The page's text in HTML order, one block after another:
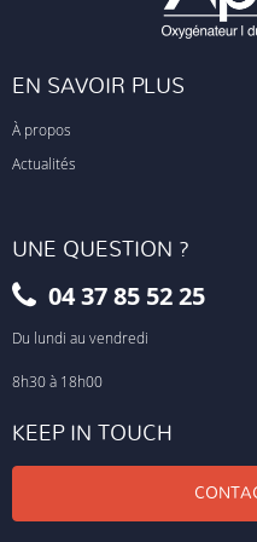
EN SAVOIR PLUS
À propos
Actualités
UNE QUESTION ?
04 37 85 52 25
Du lundi au vendredi
8h30 à 18h00
KEEP IN TOUCH